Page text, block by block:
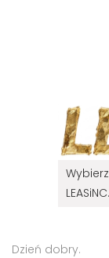
Dzień dobry.